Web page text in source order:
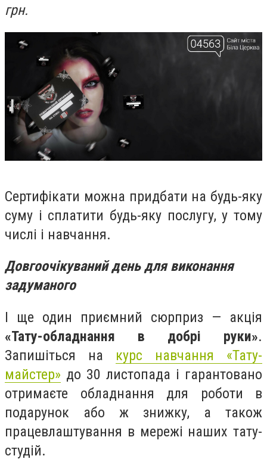
грн.
Сертифікати можна придбати на будь-яку
суму і сплатити будь-яку послугу, у тому
числі і навчання.
Довгоочікуваний день для виконання
задуманого
І ще один приємний сюрприз — акція
«Тату-обладнання в добрі руки».
Запишіться на курс навчання «Тату-
майстер» до 30 листопада і гарантовано
отримаєте обладнання для роботи в
подарунок або ж знижку, а також
працевлаштування в мережі наших тату-
студій.